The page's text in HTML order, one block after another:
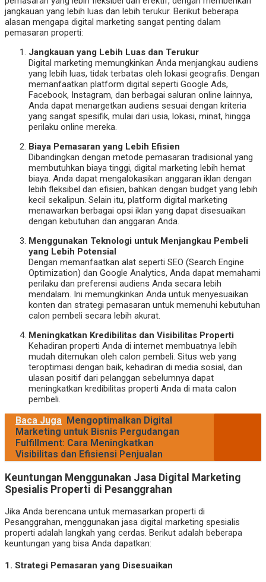
jangkauan yang lebih luas dan lebih terukur. Berikut beberapa
alasan mengapa digital marketing sangat penting dalam
pemasaran properti:
Jangkauan yang Lebih Luas dan Terukur
Digital marketing memungkinkan Anda menjangkau audiens
yang lebih luas, tidak terbatas oleh lokasi geografis. Dengan
memanfaatkan platform digital seperti Google Ads,
Facebook, Instagram, dan berbagai saluran online lainnya,
Anda dapat menargetkan audiens sesuai dengan kriteria
yang sangat spesifik, mulai dari usia, lokasi, minat, hingga
perilaku online mereka.
Biaya Pemasaran yang Lebih Efisien
Dibandingkan dengan metode pemasaran tradisional yang
membutuhkan biaya tinggi, digital marketing lebih hemat
biaya. Anda dapat mengalokasikan anggaran iklan dengan
lebih fleksibel dan efisien, bahkan dengan budget yang lebih
kecil sekalipun. Selain itu, platform digital marketing
menawarkan berbagai opsi iklan yang dapat disesuaikan
dengan kebutuhan dan anggaran Anda.
Menggunakan Teknologi untuk Menjangkau Pembeli
yang Lebih Potensial
Dengan memanfaatkan alat seperti SEO (Search Engine
Optimization) dan Google Analytics, Anda dapat memahami
perilaku dan preferensi audiens Anda secara lebih
mendalam. Ini memungkinkan Anda untuk menyesuaikan
konten dan strategi pemasaran untuk memenuhi kebutuhan
calon pembeli secara lebih akurat.
Meningkatkan Kredibilitas dan Visibilitas Properti
Kehadiran properti Anda di internet membuatnya lebih
mudah ditemukan oleh calon pembeli. Situs web yang
teroptimasi dengan baik, kehadiran di media sosial, dan
ulasan positif dari pelanggan sebelumnya dapat
meningkatkan kredibilitas properti Anda di mata calon
pembeli.
Baca Juga Mengoptimalkan Digital
Marketing untuk Bisnis Pergudangan
Fulfillment: Cara Meningkatkan
Visibilitas dan Efisiensi Penjualan
Keuntungan Menggunakan Jasa Digital Marketing
Spesialis Properti di Pesanggrahan
Jika Anda berencana untuk memasarkan properti di
Pesanggrahan, menggunakan jasa digital marketing spesialis
properti adalah langkah yang cerdas. Berikut adalah beberapa
keuntungan yang bisa Anda dapatkan:
1. Strategi Pemasaran yang Disesuaikan